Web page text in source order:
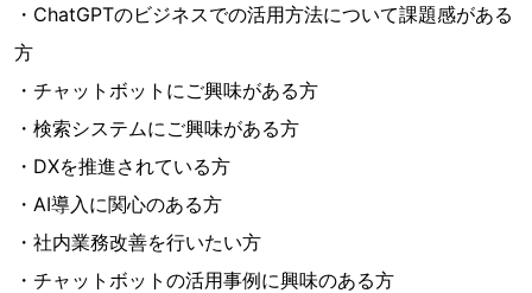
・ChatGPTのビジネスでの活用方法について課題感がある
方
・チャットボットにご興味がある方
・検索システムにご興味がある方
・DXを推進されている方
・AI導入に関心のある方
・社内業務改善を行いたい方
・チャットボットの活用事例に興味のある方